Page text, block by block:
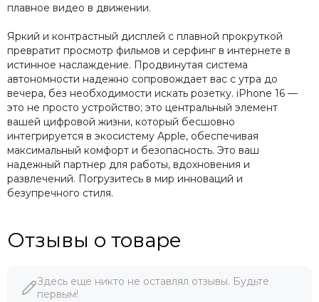
плавное видео в движении.
Яркий и контрастный дисплей с плавной прокруткой
превратит просмотр фильмов и серфинг в интернете в
истинное наслаждение. Продвинутая система
автономности надежно сопровождает вас с утра до
вечера, без необходимости искать розетку. iPhone 16 —
это не просто устройство; это центральный элемент
вашей цифровой жизни, который бесшовно
интегрируется в экосистему Apple, обеспечивая
максимальный комфорт и безопасность. Это ваш
надежный партнер для работы, вдохновения и
развлечений. Погрузитесь в мир инноваций и
безупречного стиля.
Отзывы о товаре
Здесь еще никто не оставлял отзывы. Будьте
первым!